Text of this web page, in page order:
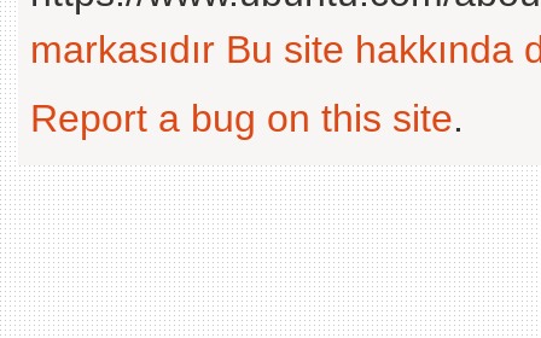
markasıdır Bu site hakkında
Report a bug on this site.